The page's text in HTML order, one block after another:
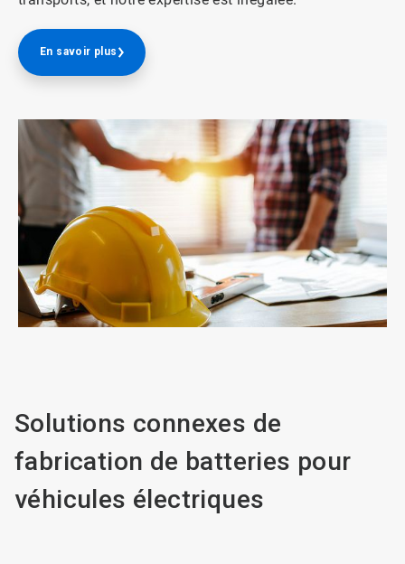
En savoir plus
Solutions connexes de
fabrication de batteries pour
véhicules électriques